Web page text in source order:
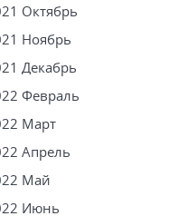
Октябрь
Ноябрь
Декабрь
Февраль
Март
Апрель
Май
Июнь